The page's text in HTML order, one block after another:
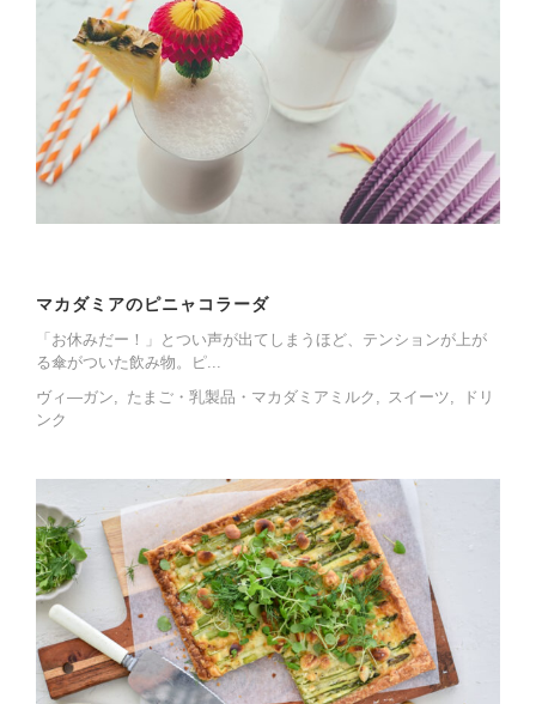
マカダミアのピニャコラーダ
「お休みだー！」とつい声が出てしまうほど、テンションが上が
る傘がついた飲み物。ピ...
ヴィ―ガン
たまご・乳製品・マカダミアミルク スイーツ
ドリ
ンク